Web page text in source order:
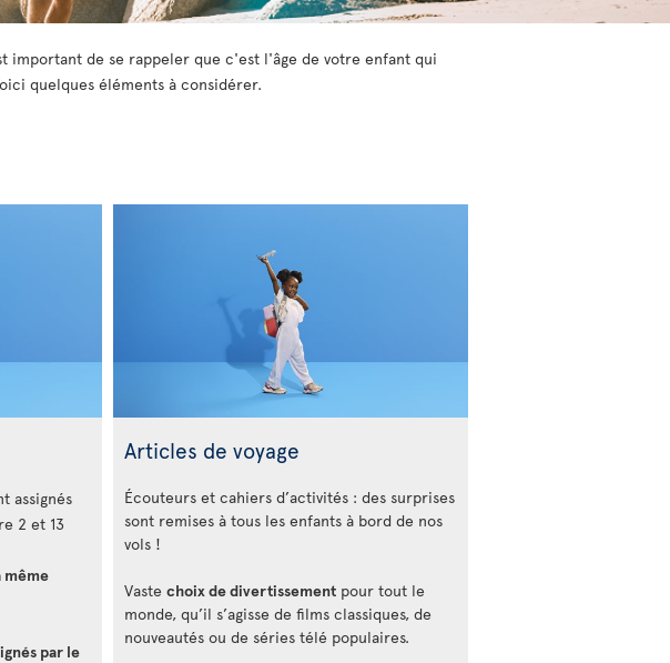
important de se rappeler que c'est l'âge de votre enfant qui
quelques éléments à considérer.
assignés
2 et 13
même
par le
Articles de voyage
Écouteurs et cahiers d’activités : des surprises
sont remises à tous les enfants à bord de nos
vols !
Vaste choix de divertissement pour tout le
monde, qu’il s’agisse de films classiques, de
nouveautés ou de séries télé populaires.